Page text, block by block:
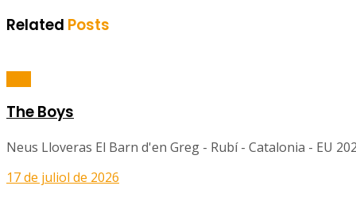
Related Posts
The Boys
Neus Lloveras El Barn d'en Greg - Rubí - Catalonia - EU
17 de juliol de 2026